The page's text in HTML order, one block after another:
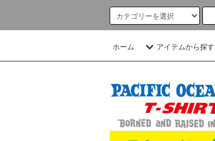
ホーム アイテムから探す